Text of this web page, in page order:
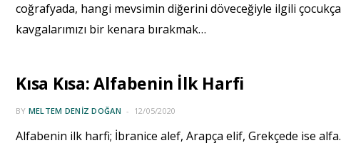
coğrafyada, hangi mevsimin diğerini döveceğiyle ilgili çocukça
kavgalarımızı bir kenara bırakmak…
Kısa Kısa: Alfabenin İlk Harfi
BY MELTEM DENIZ DOĞAN 12/05/2020
Alfabenin ilk harfi; İbranice alef, Arapça elif, Grekçede ise alfa.